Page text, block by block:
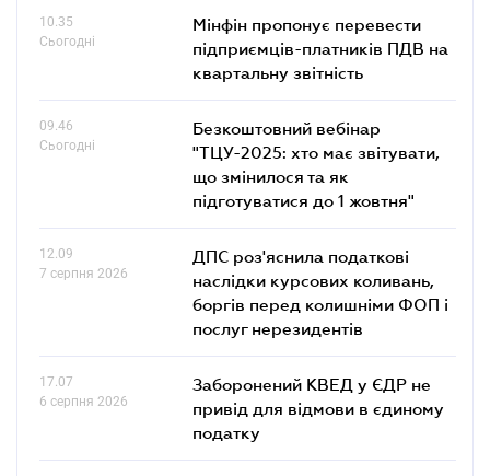
10.35
Сьогодні
Мінфін пропонує перевести
підприємців-платників ПДВ на
квартальну звітність
09.46
Сьогодні
Безкоштовний вебінар
"ТЦУ-2025: хто має звітувати,
що змінилося та як
підготуватися до 1 жовтня"
12.09
7 серпня 2026
ДПС роз'яснила податкові
наслідки курсових коливань,
боргів перед колишніми ФОП і
послуг нерезидентів
17.07
6 серпня 2026
Заборонений КВЕД у ЄДР не
привід для відмови в єдиному
податку